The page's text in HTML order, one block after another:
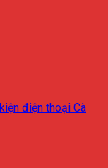
điện thoại Cà